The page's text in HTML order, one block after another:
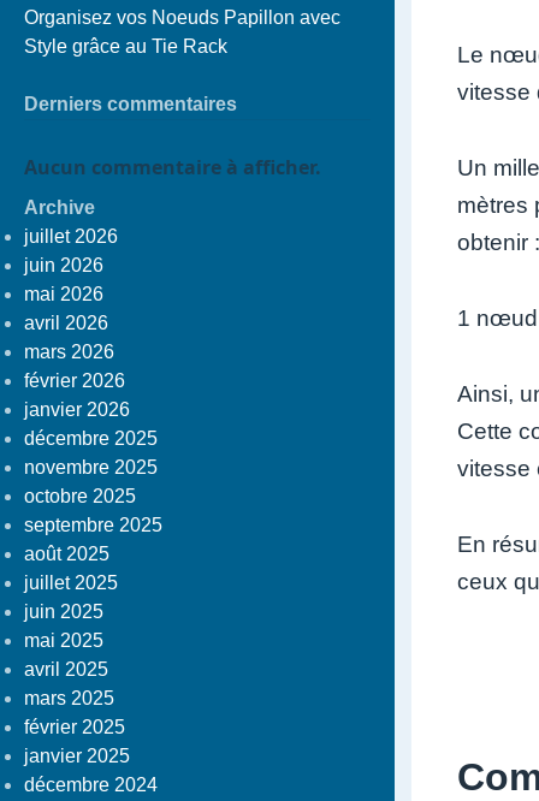
Organisez vos Noeuds Papillon avec
Style grâce au Tie Rack
Derniers commentaires
Aucun commentaire à afficher.
Archive
juillet 2026
juin 2026
mai 2026
avril 2026
mars 2026
février 2026
janvier 2026
décembre 2025
novembre 2025
octobre 2025
septembre 2025
août 2025
juillet 2025
juin 2025
mai 2025
avril 2025
mars 2025
février 2025
janvier 2025
décembre 2024
Le
vitesse
Un
mètres
obtenir :
1 nœud
Ainsi,
Cette
vitesse
En
ceux